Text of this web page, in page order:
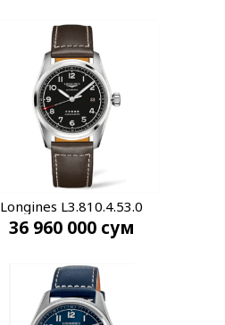
Longines L3.810.4.53.0
36 960 000 сум